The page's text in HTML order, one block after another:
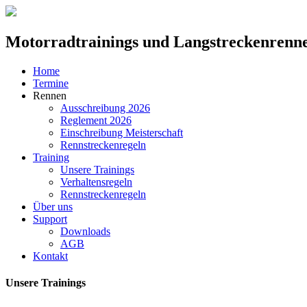
Motorradtrainings und
Home
Termine
Rennen
Ausschreibung 2026
Reglement 2026
Einschreibung Meisterschaft
Rennstreckenregeln
Training
Unsere Trainings
Verhaltensregeln
Rennstreckenregeln
Über uns
Support
Downloads
AGB
Kontakt
Unsere Trainings